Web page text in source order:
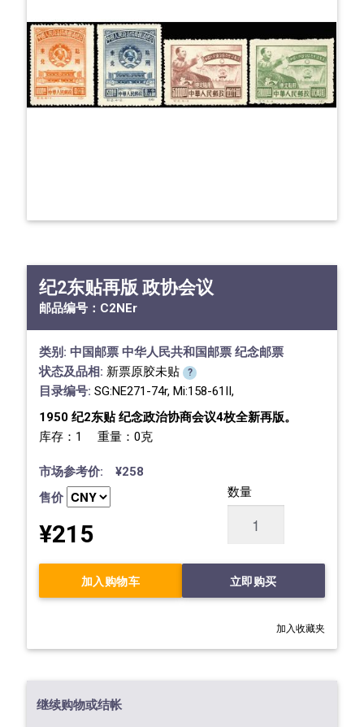
纪2东贴再版 政协会议
邮品编号： C2NEr
类别: 中国邮票 中华人民共和国邮票 纪念邮票
状态及品相: 新票原胶未贴 ?
目录编号: SG:NE271-74r, Mi:158-61II,
1950 纪2东贴 纪念政治协商会议4枚全新再版。
库存：1 重量：0克
市场参考价: ¥258
售价
¥215
数量
加入购物车 立即购买
加入收藏夹
继续购物或结帐